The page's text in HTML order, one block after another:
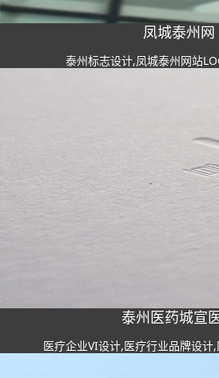
凤城泰州网
泰州标志设计,凤城泰州网站
泰州医药城宣
医疗企业VI设计,医疗行业品牌设计